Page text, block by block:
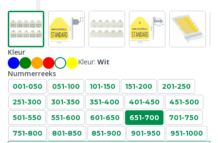
Kleur
Kleur: Wit
Nummerreeks
001-050 051-100 101-150 151-200
201-250
251-300
301-350 351-400 401-450
451-500
501-550
551-600 601-650 651-700
701-750
751-800
801-850 851-900 901-950 951-1000